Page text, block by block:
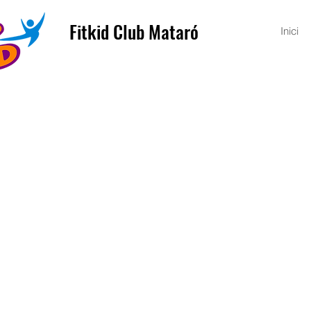
Inici
Fitkid Club Mataró